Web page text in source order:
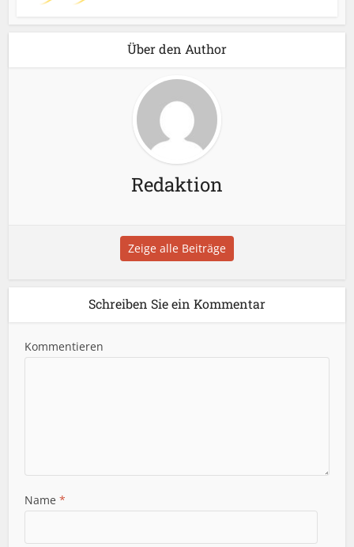
Über den Author
Redaktion
Zeige alle Beiträge
Schreiben Sie ein Kommentar
Kommentieren
Name*